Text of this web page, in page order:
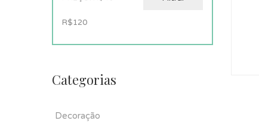
R$120
Categorias
Decoração